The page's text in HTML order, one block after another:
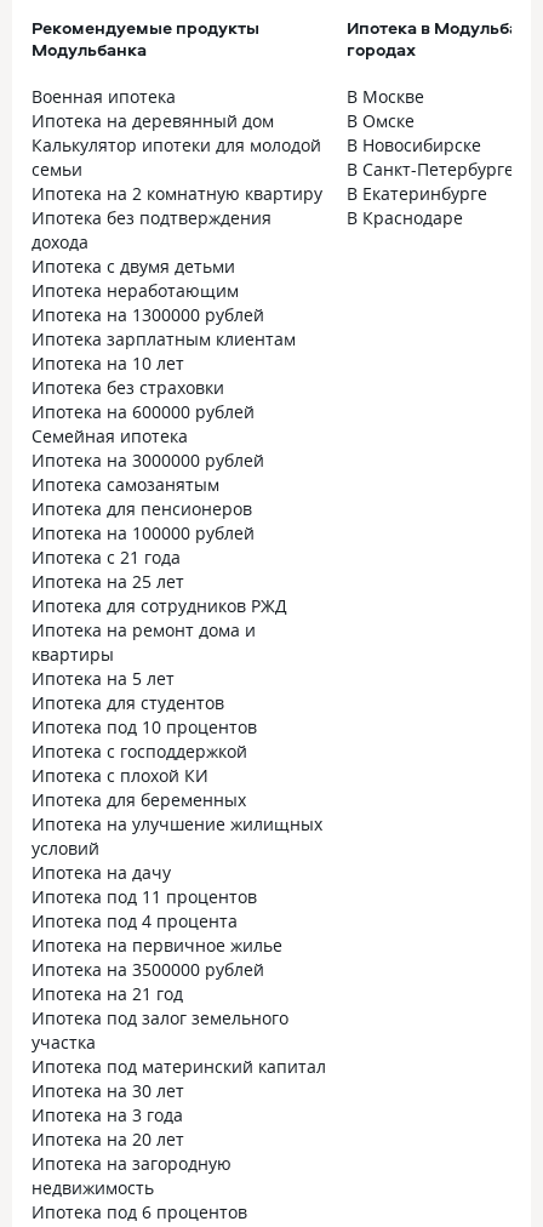
Рекомендуемые продукты
Модульбанка
Военная ипотека
Ипотека на деревянный дом
Калькулятор ипотеки для молодой
семьи
Ипотека на 2 комнатную квартиру
Ипотека без подтверждения
дохода
Ипотека с двумя детьми
Ипотека неработающим
Ипотека на 1300000 рублей
Ипотека зарплатным клиентам
Ипотека на 10 лет
Ипотека без страховки
Ипотека на 600000 рублей
Семейная ипотека
Ипотека на 3000000 рублей
Ипотека самозанятым
Ипотека для пенсионеров
Ипотека на 100000 рублей
Ипотека с 21 года
Ипотека на 25 лет
Ипотека для сотрудников РЖД
Ипотека на ремонт дома и
квартиры
Ипотека на 5 лет
Ипотека для студентов
Ипотека под 10 процентов
Ипотека с господдержкой
Ипотека с плохой КИ
Ипотека для беременных
Ипотека на улучшение жилищных
условий
Ипотека на дачу
Ипотека под 11 процентов
Ипотека под 4 процента
Ипотека на первичное жилье
Ипотека на 3500000 рублей
Ипотека на 21 год
Ипотека под залог земельного
участка
Ипотека под материнский капитал
Ипотека на 30 лет
Ипотека на 3 года
Ипотека на 20 лет
Ипотека на загородную
недвижимость
Ипотека под 6 процентов
Ипотека в
городах
В Москве
В Омске
В Новосибирске
В Санкт-Петербурге
В Екатеринбурге
В Краснодаре